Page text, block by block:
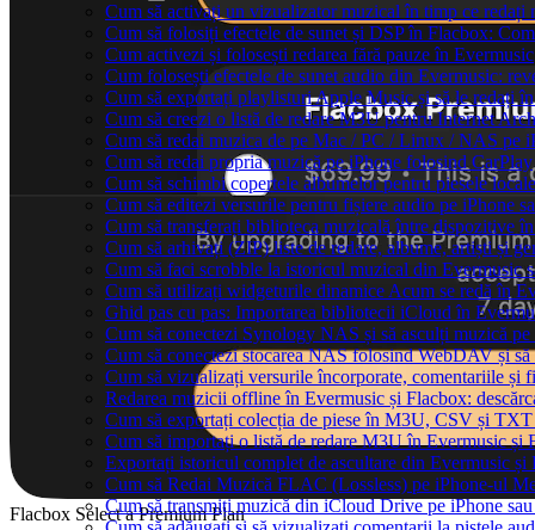
Cum să activați un vizualizator muzical în timp ce redați
Cum să folosiți efectele de sunet și DSP în Flacbox:
Cum activezi și folosești redarea fără pauze în Evermusic
Cum folosești efectele de sunet audio din Evermusic:
Cum să exportați playlisturi Apple Music și să le redați
Cum să creezi o listă de redare M3U pentru Internet
Cum să redai muzica de pe Mac / PC / Linux / NAS
Cum să redai propria muzică pe iPhone folosind CarPlay
Cum să schimbi copertele albumelor pentru piesele
Cum să editezi versurile pentru fișiere audio pe iPhone
Cum să transferați biblioteca muzicală între dispozitive
Cum să arhivați (ZIP) liste de redare, albume, artiști și
Cum să faci scrobble la istoricul muzical din Evermusic
Cum să utilizați widgeturile dinamice Acum se redă în
Ghid pas cu pas: Importarea bibliotecii iCloud în
Cum să conectezi Synology NAS și să asculți muzică
Cum să conectezi stocarea NAS folosind WebDAV și
Cum să vizualizați versurile încorporate, comentariile și
Redarea muzicii offline în Evermusic și Flacbox:
Cum să exportați colecția de piese în M3U, CSV și
Cum să importați o listă de redare M3U în Evermusic și
Exportați istoricul complet de ascultare din Evermusic și
Cum să Redai Muzică FLAC (Lossless) pe iPhone-ul
Cum să transmiți muzică din iCloud Drive pe iPhone
Flacbox Select a Premium Plan